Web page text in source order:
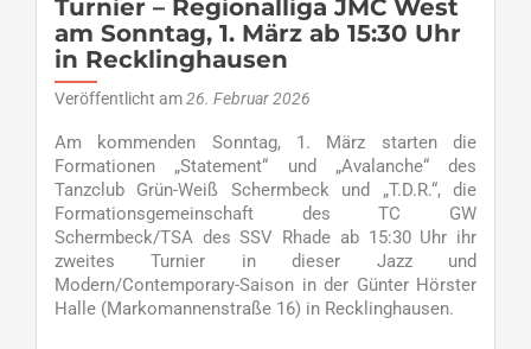
Turnier – Regionalliga JMC West
am Sonntag, 1. März ab 15:30 Uhr
in Recklinghausen
Veröffentlicht am26. Februar 2026
Am kommenden Sonntag, 1. März starten die
Formationen „Statement“ und „Avalanche“ des
Tanzclub Grün-Weiß Schermbeck und „T.D.R.“, die
Formationsgemeinschaft des TC GW
Schermbeck/TSA des SSV Rhade ab 15:30 Uhr ihr
zweites Turnier in dieser Jazz und
Modern/Contemporary-Saison in der Günter Hörster
Halle (Markomannenstraße 16) in Recklinghausen.